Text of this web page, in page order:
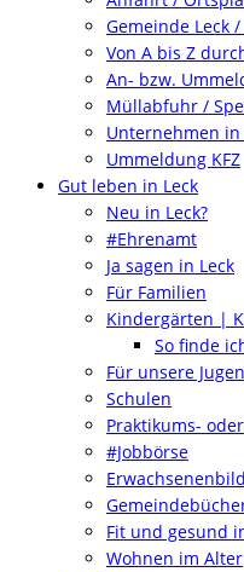
Gemeinde Leck
Von A bis Z
An- bzw.
Müllabfuhr /
Unternehmen
Ummeldung KFZ
Gut leben in Leck
Neu in Leck?
#Ehrenamt
Ja sagen in Leck
Für Familien
Kindergärten |
So finde
Für unsere
Schulen
Praktikums-
#Jobbörse
Fit und gesund
Wohnen im Alter